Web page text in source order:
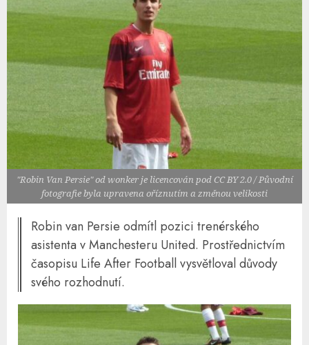
"Robin Van Persie" od wonker je licencován pod CC BY 2.0 / Původní
fotografie byla upravena oříznutím a změnou velikosti
Robin van Persie odmítl pozici trenérského
asistenta v Manchesteru United. Prostřednictvím
časopisu Life After Football vysvětloval důvody
svého rozhodnutí.